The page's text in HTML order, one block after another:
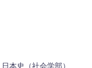
同志社大学 解答速報 2月10日 日本史（社会学部）